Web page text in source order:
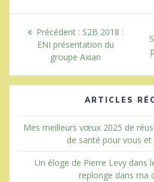
Navigation
l’article
Précédent : Article
précédent
:
S2B 2018 :
ENI présentation du
groupe Axian
ARTICLES
Mes meilleurs vœux 2025 de
de santé pour vous
Un éloge de Pierre Levy dans
replonge dans ma